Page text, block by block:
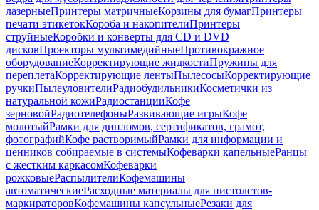
лазерныеПринтеры матричныеКорзины для бумагПринтеры
печати этикетокКороба и накопителиПринтеры
струйныеКоробки и конверты для CD и DVD
дисковПроекторы мультимедийныеПротивокражное
оборудованиеКорректирующие жидкостиПружины для
переплетаКорректирующие лентыПылесосыКорректирующие
ручкиПылеуловителиРадиобудильникиКосметички из
натуральной кожиРадиостанцииКофе
зерновойРадиотелефоныРазвивающие игрыКофе
молотыйРамки для дипломов, сертификатов, грамот,
фотографийКофе растворимыйРамки для информации и
ценников собираемые в системыКофеварки капельныеРанцы
с жестким каркасомКофеварки
рожковыеРаспылителиКофемашины
автоматическиеРасходные материалы для пистолетов-
маркираторовКофемашины капсульныеРезаки для